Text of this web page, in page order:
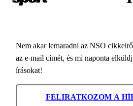
Nem akar lemaradni az NSO
az e-mail címét, és mi naponta
írásokat!
FELIRATKOZOM A